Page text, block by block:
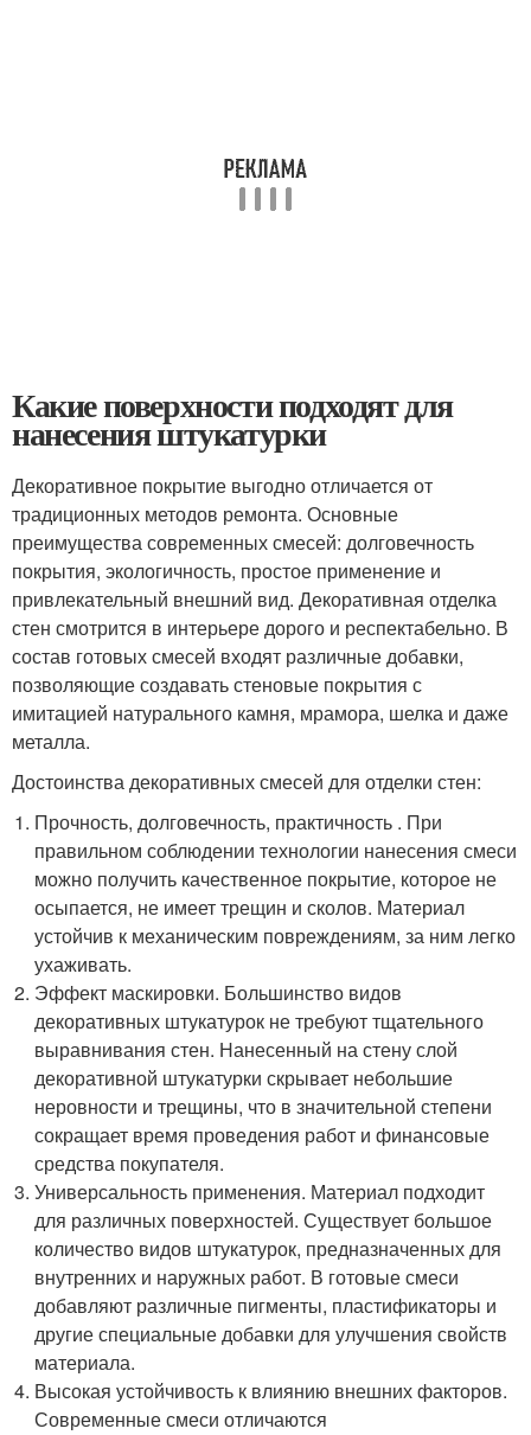
Какие поверхности подходят для
нанесения штукатурки
Декоративное покрытие выгодно отличается от
традиционных методов ремонта. Основные
преимущества современных смесей: долговечность
покрытия, экологичность, простое применение и
привлекательный внешний вид. Декоративная отделка
стен смотрится в интерьере дорого и респектабельно. В
состав готовых смесей входят различные добавки,
позволяющие создавать стеновые покрытия с
имитацией натурального камня, мрамора, шелка и даже
металла.
Достоинства декоративных смесей для отделки стен:
Прочность, долговечность, практичность . При
правильном соблюдении технологии нанесения смеси
можно получить качественное покрытие, которое не
осыпается, не имеет трещин и сколов. Материал
устойчив к механическим повреждениям, за ним легко
ухаживать.
Эффект маскировки. Большинство видов
декоративных штукатурок не требуют тщательного
выравнивания стен. Нанесенный на стену слой
декоративной штукатурки скрывает небольшие
неровности и трещины, что в значительной степени
сокращает время проведения работ и финансовые
средства покупателя.
Универсальность применения. Материал подходит
для различных поверхностей. Существует большое
количество видов штукатурок, предназначенных для
внутренних и наружных работ. В готовые смеси
добавляют различные пигменты, пластификаторы и
другие специальные добавки для улучшения свойств
материала.
Высокая устойчивость к влиянию внешних факторов.
Современные смеси отличаются